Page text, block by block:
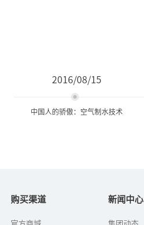
2016/08/15
中国人的骄傲：空气制水技术
购买渠道 新闻中心